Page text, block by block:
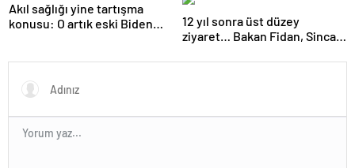
Akıl sağlığı yine tartışma
konusu: O artık eski Biden
12 yıl sonra üst düzey
ziyaret… Bakan Fidan, Sincan
çıkan 3 başlık